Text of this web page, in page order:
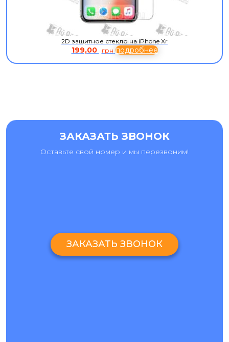
2D защитное стекло на iPhone Xr
199,00 грн подробнее
ЗАКАЗАТЬ ЗВОНОК
Оставьте свой номер и мы перезвоним!
ЗАКАЗАТЬ ЗВОНОК